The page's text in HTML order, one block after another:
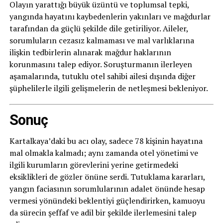
Olayın yarattığı büyük üzüntü ve toplumsal tepki,
yangında hayatını kaybedenlerin yakınları ve mağdurlar
tarafından da güçlü şekilde dile getiriliyor. Aileler,
sorumluların cezasız kalmaması ve mal varlıklarına
ilişkin tedbirlerin alınarak mağdur haklarının
korunmasını talep ediyor. Soruşturmanın ilerleyen
aşamalarında, tutuklu otel sahibi ailesi dışında diğer
şüphelilerle ilgili gelişmelerin de netleşmesi bekleniyor.
Sonuç
Kartalkaya’daki bu acı olay, sadece 78 kişinin hayatına
mal olmakla kalmadı; aynı zamanda otel yönetimi ve
ilgili kurumların görevlerini yerine getirmedeki
eksiklikleri de gözler önüne serdi. Tutuklama kararları,
yangın faciasının sorumlularının adalet önünde hesap
vermesi yönündeki beklentiyi güçlendirirken, kamuoyu
da sürecin şeffaf ve adil bir şekilde ilerlemesini talep